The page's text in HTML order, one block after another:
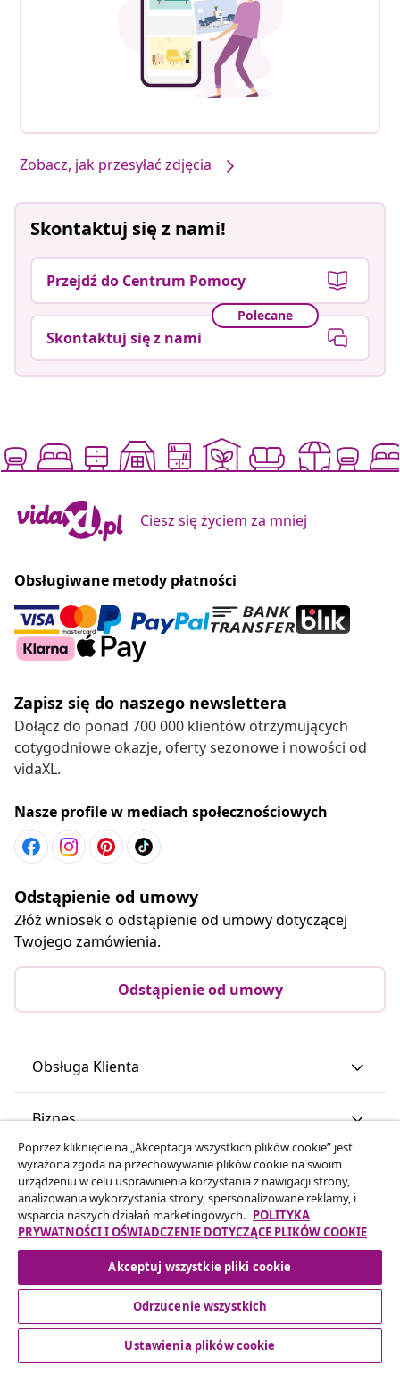
Zobacz, jak przesyłać zdjęcia
Skontaktuj się z nami!
Przejdź do Centrum Pomocy
Polecane
Skontaktuj się z nami
Ciesz się życiem za mniej
Obsługiwane metody płatności
Zapisz się do naszego newslettera
Dołącz do ponad 700 000 klientów otrzymujących
cotygodniowe okazje, oferty sezonowe i nowości od
vidaXL.
Nasze profile w mediach społecznościowych
Odstąpienie od umowy
Złóż wniosek o odstąpienie od umowy dotyczącej
Twojego zamówienia.
Odstąpienie od umowy
Obsługa Klienta
Biznes
vidaXL
Odkryj więcej
© 2008-2026 vidaXL www.vidaxl.pl jest sklepem internetowym
Poprzez kliknięcie na „Akceptacja wszystkich plików cookie” jest
wyrażona zgoda na przechowywanie plików cookie na swoim
urządzeniu w celu usprawnienia korzystania z nawigacji strony,
analizowania wykorzystania strony, spersonalizowane reklamy, i
wsparcia naszych działań marketingowych. POLITYKA
PRYWATNOŚCI I OŚWIADCZENIE DOTYCZĄCE PLIKÓW COOKIE
Akceptuj wszystkie pliki cookie
Odrzucenie wszystkich
Ustawienia plików cookie